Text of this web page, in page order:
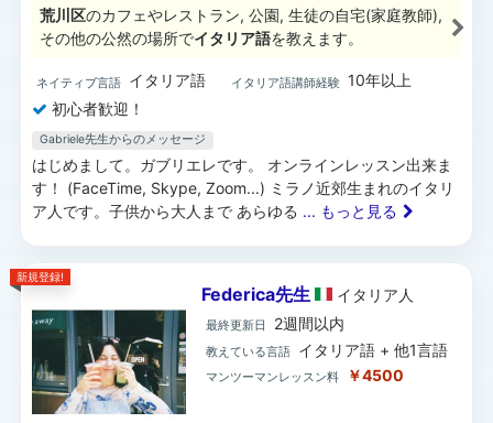
荒川区のカフェやレストラン, 公園, 生徒の自宅(家庭教師),
その他の公然の場所でイタリア語を教えます。
ネイティブ言語 イタリア語 イタリア語講師経験 10年以上
初心者歓迎！
Gabriele先生からのメッセージ
はじめまして。ガブリエレです。 オンラインレッスン出来ま
す！ (FaceTime, Skype, Zoom...) ミラノ近郊生まれのイタリ
ア人です。子供から大人まで あらゆる ... もっと見る
新規登録!
Federica先生 イタリア 人
最終更新日 2週間以内
教えている言語 イタリア語 + 他1言語
マンツーマンレッスン料 ￥4500